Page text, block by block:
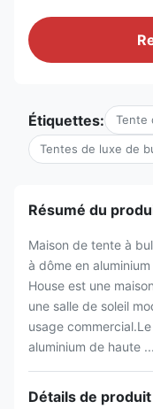
Étiquettes: Tente
Tentes de luxe de
Résumé du
Maison de tente à
à dôme en
House est une
une salle de soleil
usage
aluminium de haute ...
Détails de produit